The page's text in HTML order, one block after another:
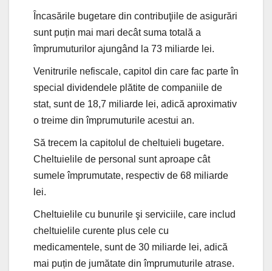
Încasările bugetare din contribuţiile de asigurări
sunt puțin mai mari decât suma totală a
împrumuturilor ajungând la 73 miliarde lei.
Venitrurile nefiscale, capitol din care fac parte în
special dividendele plătite de companiile de
stat, sunt de 18,7 miliarde lei, adică aproximativ
o treime din împrumuturile acestui an.
Să trecem la capitolul de cheltuieli bugetare.
Cheltuielile de personal sunt aproape cât
sumele împrumutate, respectiv de 68 miliarde
lei.
Cheltuielile cu bunurile şi serviciile, care includ
cheltuielile curente plus cele cu
medicamentele, sunt de 30 miliarde lei, adică
mai puțin de jumătate din împrumuturile atrase.